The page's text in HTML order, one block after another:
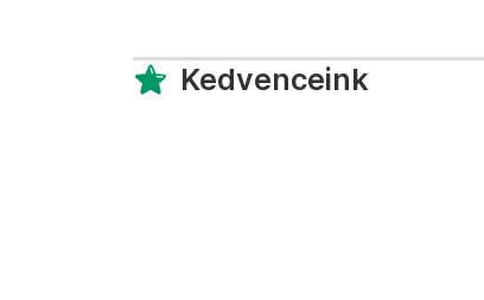
Kedvenceink